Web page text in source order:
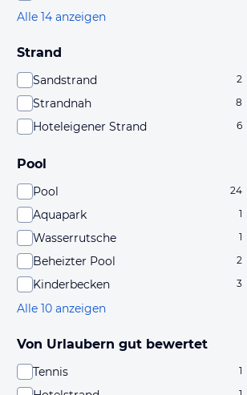
Alle 14 anzeigen
Strand
Sandstrand 2
Strandnah 8
Hoteleigener Strand 6
Pool
Pool 24
Aquapark 1
Wasserrutsche 1
Beheizter Pool 2
Kinderbecken 3
Alle 10 anzeigen
Von Urlaubern gut bewertet
Tennis 1